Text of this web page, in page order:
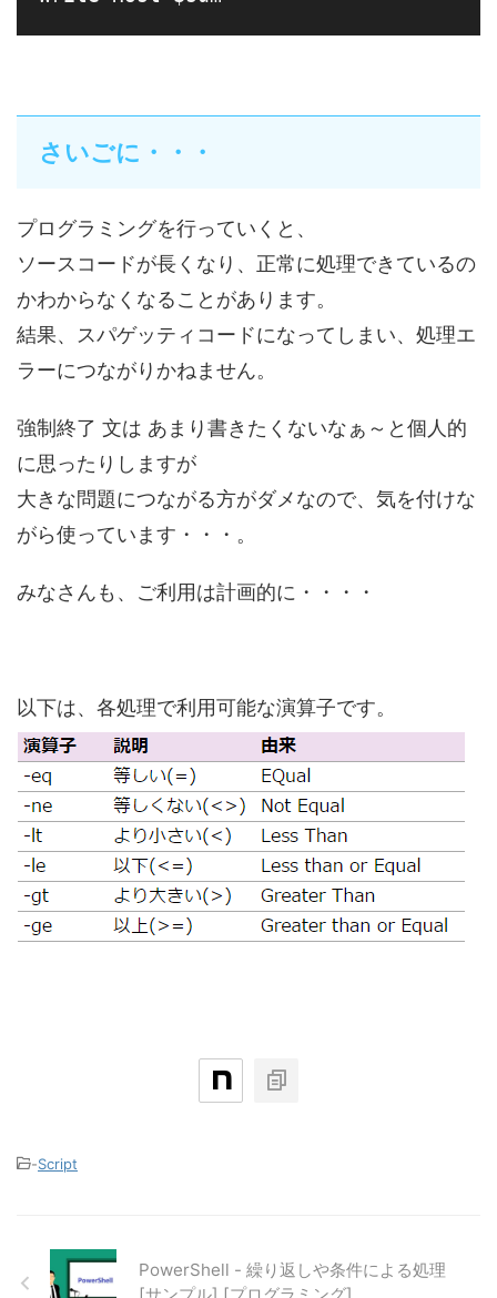
さいごに・・・
プログラミングを行っていくと、
ソースコードが長くなり、正常に処理できているの
かわからなくなることがあります。
結果、スパゲッティコードになってしまい、処理エ
ラーにつながりかねません。
強制終了 文は あまり書きたくないなぁ～と個人的
に思ったりしますが
大きな問題につながる方がダメなので、気を付けな
がら使っています・・・。
みなさんも、ご利用は計画的に・・・・
以下は、各処理で利用可能な演算子です。
-Script
PowerShell - 繰り返しや条件による処理